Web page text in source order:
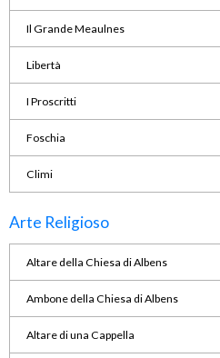
Il Grande Meaulnes
Libertà
I Proscritti
Foschia
Climi
Arte Religioso
Altare della Chiesa di Albens
Ambone della Chiesa di Albens
Altare di una Cappella